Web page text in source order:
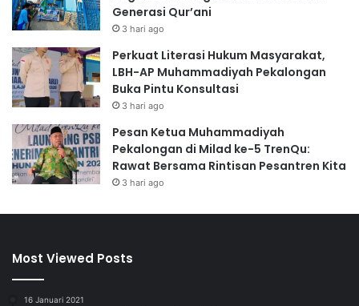
Generasi Qur’ani
3 hari ago
Perkuat Literasi Hukum Masyarakat,
LBH-AP Muhammadiyah Pekalongan
Buka Pintu Konsultasi
3 hari ago
Pesan Ketua Muhammadiyah
Pekalongan di Milad ke-5 TrenQu:
Rawat Bersama Rintisan Pesantren Kita
3 hari ago
Most Viewed Posts
16 Januari 2021